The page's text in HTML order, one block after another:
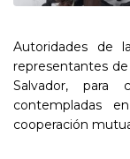
Autoridades de
representantes
Salvador, para
contempladas
cooperación